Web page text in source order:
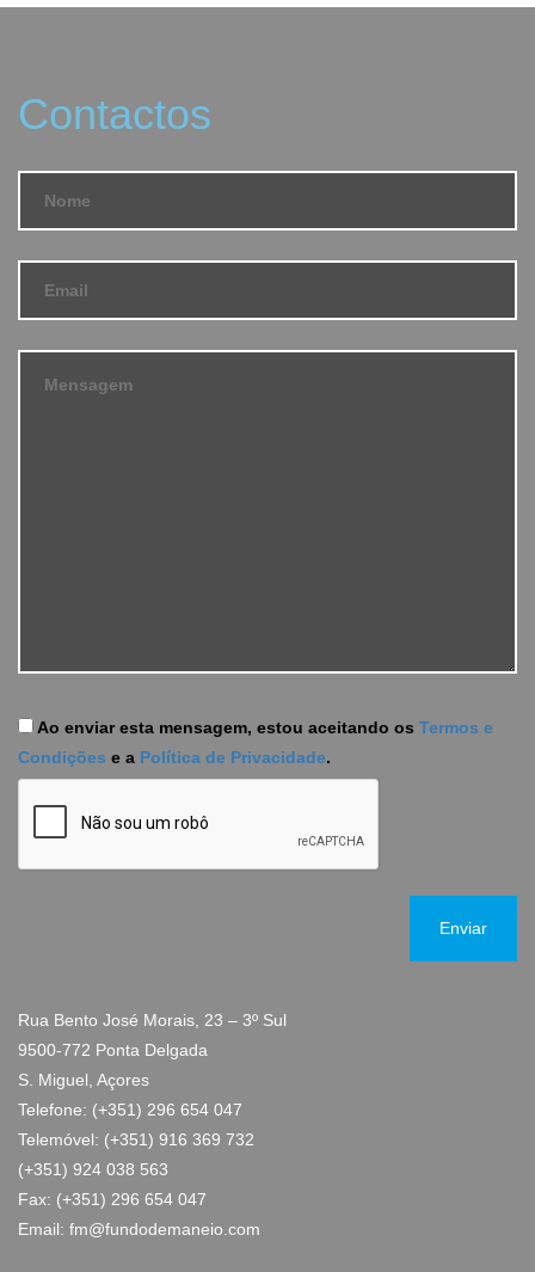
Contactos
Ao enviar esta mensagem, estou aceitando os Termos e
Condições e a Política de Privacidade.
Rua Bento José Morais, 23 – 3º Sul
9500-772 Ponta Delgada
S. Miguel, Açores
Telefone: (+351) 296 654 047
Telemóvel: (+351) 916 369 732
(+351) 924 038 563
Fax: (+351) 296 654 047
Email: fm@fundodemaneio.com